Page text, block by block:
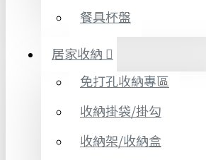
餐具杯盤
居家收納
免打孔收納專區
收納掛袋/掛勾
收納架/收納盒